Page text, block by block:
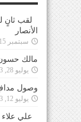
لقب ثانٍ
الأنصار
سبتمبر 15, 2024
مالك
يوليو 28, 2023
وصول مدافع
يوليو 12, 2023
علي علاء